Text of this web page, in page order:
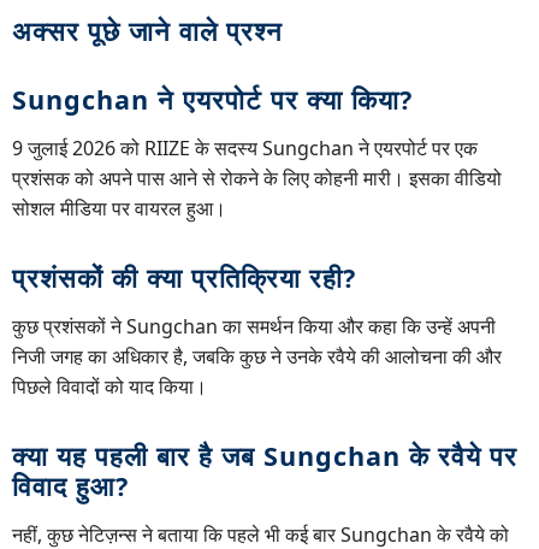
अक्सर पूछे जाने वाले प्रश्न
Sungchan ने एयरपोर्ट पर क्या किया?
9 जुलाई 2026 को RIIZE के सदस्य Sungchan ने एयरपोर्ट पर एक
प्रशंसक को अपने पास आने से रोकने के लिए कोहनी मारी। इसका वीडियो
सोशल मीडिया पर वायरल हुआ।
प्रशंसकों की क्या प्रतिक्रिया रही?
कुछ प्रशंसकों ने Sungchan का समर्थन किया और कहा कि उन्हें अपनी
निजी जगह का अधिकार है, जबकि कुछ ने उनके रवैये की आलोचना की और
पिछले विवादों को याद किया।
क्या यह पहली बार है जब Sungchan के रवैये पर
विवाद हुआ?
नहीं, कुछ नेटिज़न्स ने बताया कि पहले भी कई बार Sungchan के रवैये को